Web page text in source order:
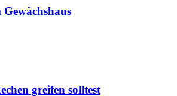
greifen solltest